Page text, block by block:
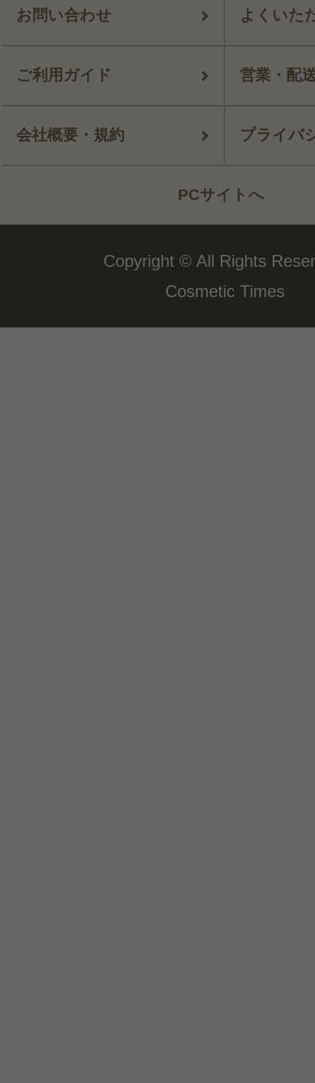
お問い合わせ よくいた
ご利用ガイド 営業・配
会社概要・規約 プライバ
PCサイトへ
Copyright © All Rights
Cosmetic Times